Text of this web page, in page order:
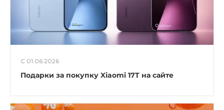
С 01.06.2026
Подарки за покупку Xiaomi 17T на сайте